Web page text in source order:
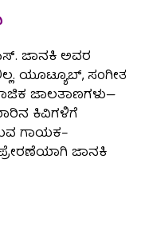
ಜಾನಕಿ ಅವರ
ಯೂಟ್ಯೂಬ್, ಸಂಗೀತ
ಜಾಲತಾಣಗಳು—
ಕಿವಿಗಳಿಗೆ
ಗಾಯಕ–
ಜಾನಕಿ